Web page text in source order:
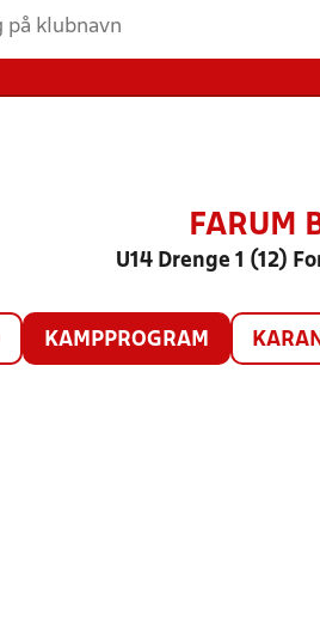
FARUM
U14 Drenge 1 (12)
KAMPPROGRAM